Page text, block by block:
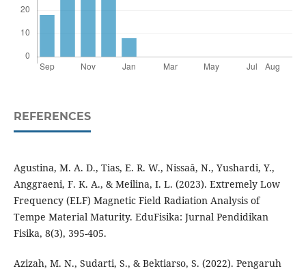
REFERENCES
Agustina, M. A. D., Tias, E. R. W., Nissaâ, N., Yushardi, Y.,
Anggraeni, F. K. A., & Meilina, I. L. (2023). Extremely Low
Frequency (ELF) Magnetic Field Radiation Analysis of
Tempe Material Maturity. EduFisika: Jurnal Pendidikan
Fisika, 8(3), 395-405.
Azizah, M. N., Sudarti, S., & Bektiarso, S. (2022). Pengaruh